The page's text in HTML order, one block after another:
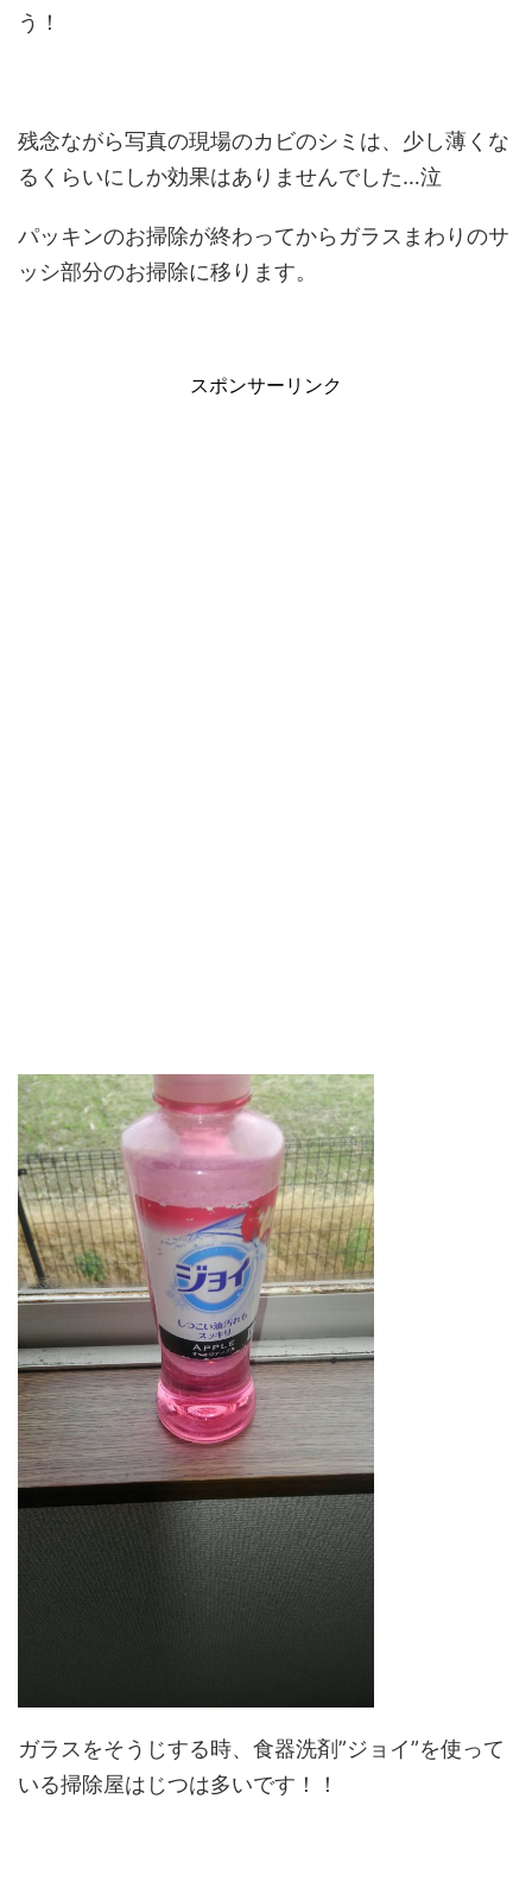
う！
残念ながら写真の現場のカビのシミは、少し薄くな
るくらいにしか効果はありませんでした…泣
パッキンのお掃除が終わってからガラスまわりのサ
ッシ部分のお掃除に移ります。
スポンサーリンク
ガラスをそうじする時、食器洗剤”ジョイ”を使って
いる掃除屋はじつは多いです！！